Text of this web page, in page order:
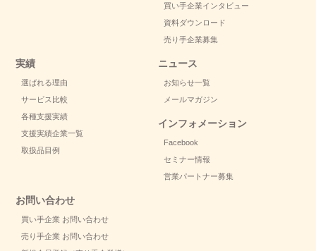
買い手企業インタビュー
資料ダウンロード
売り手企業募集
実績
選ばれる理由
サービス比較
各種支援実績
支援実績企業一覧
取扱品目例
ニュース
お知らせ一覧
メールマガジン
インフォメーション
Facebook
セミナー情報
営業パートナー募集
お問い合わせ
買い手企業 お問い合わせ
売り手企業 お問い合わせ